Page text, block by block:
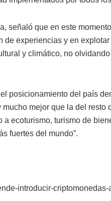
señaló que en este
de experiencias y en
y climático, no
posicionamiento del país
mucho mejor que la del resto
ecoturismo, turismo de
fuertes del mundo”.
introducir-